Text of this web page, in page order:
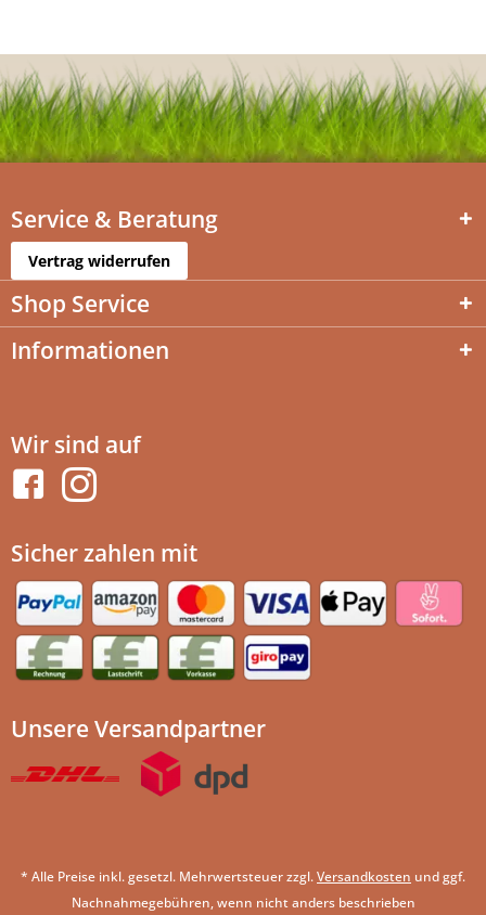
Service & Beratung
Vertrag widerrufen
Shop Service
Informationen
Wir sind auf
Sicher zahlen mit
Unsere Versandpartner
* Alle Preise inkl. gesetzl. Mehrwertsteuer zzgl.Versandkosten und ggf.
Nachnahmegebühren, wenn nicht anders beschrieben